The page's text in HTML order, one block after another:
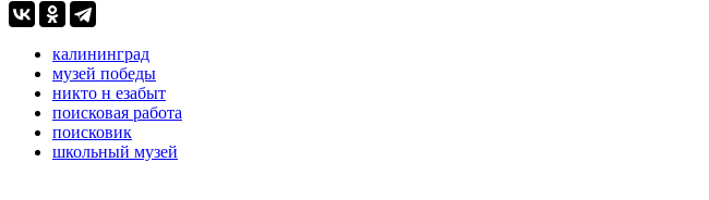
калининград
музей победы
никто н езабыт
поисковая работа
поисковик
школьный музей